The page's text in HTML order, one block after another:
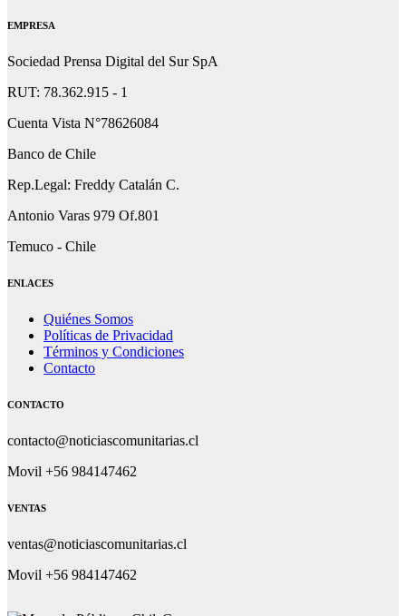
EMPRESA
Sociedad Prensa Digital del Sur SpA
RUT: 78.362.915 - 1
Cuenta Vista N°78626084
Banco de Chile
Rep.Legal: Freddy Catalán C.
Antonio Varas 979 Of.801
Temuco - Chile
ENLACES
Quiénes Somos
Políticas de Privacidad
Términos y Condiciones
Contacto
CONTACTO
contacto@noticiascomunitarias.cl
Movil +56 984147462
VENTAS
ventas@noticiascomunitarias.cl
Movil +56 984147462